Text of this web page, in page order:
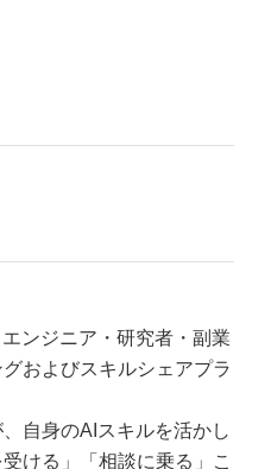
ンジニア・研究者・副業
およびスキルシェアプラ
自身のAIスキルを活かし
ける」「相談に乗る」こ